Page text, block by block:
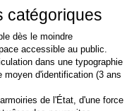
catégoriques
dès le moindre
accessible au public.
dans une typographie
moyen d'identification (3 ans
de l'État, d'une force